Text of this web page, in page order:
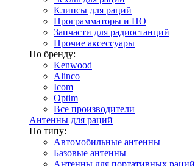
Клипсы для раций
Программаторы и ПО
Запчасти для радиостанций
Прочие аксессуары
По бренду:
Kenwood
Alinco
Icom
Optim
Все производители
Антенны для раций
По типу:
Автомобильные антенны
Базовые антенны
Антенны для портативных раций